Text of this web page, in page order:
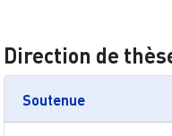
Direction de
Soutenue